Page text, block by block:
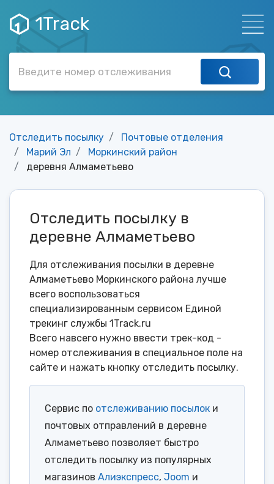
1Track
Отследить посылку
Почтовые отделения
Марий Эл
Моркинский район
деревня Алмаметьево
Отследить посылку в
деревне Алмаметьево
Для отслеживания посылки в деревне
Алмаметьево Моркинского района лучше
всего воспользоваться
специализированным сервисом Единой
трекинг службы 1Track.ru
Всего навсего нужно ввести трек-код -
номер отслеживания в специальное поле на
сайте и нажать кнопку отследить посылку.
Сервис по отслеживанию посылок и
почтовых отправлений в деревне
Алмаметьево позволяет быстро
отследить посылку из популярных
магазинов Алиэкспресс, Joom и